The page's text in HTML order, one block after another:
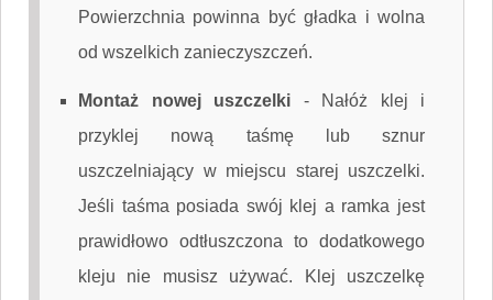
Powierzchnia powinna być gładka i wolna
od wszelkich zanieczyszczeń.
Montaż nowej uszczelki -
Nałóż klej i
przyklej nową taśmę lub sznur
uszczelniający w miejscu starej uszczelki.
Jeśli taśma posiada swój klej a ramka jest
prawidłowo odtłuszczona to dodatkowego
kleju nie musisz używać. Klej uszczelkę